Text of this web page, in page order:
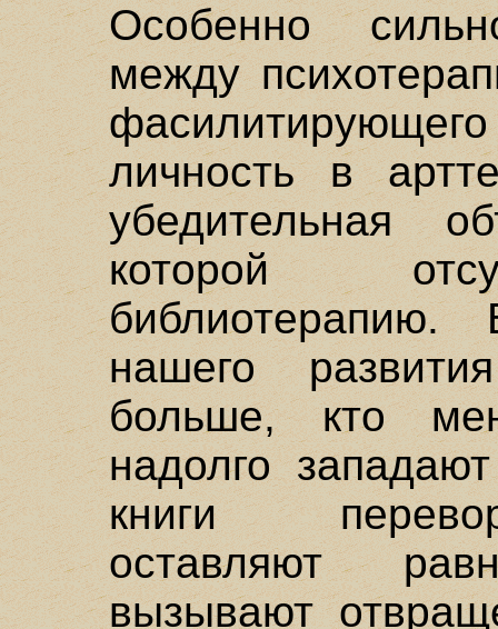
Особенно
между
личность в
убедительная
которой
нашего
больше, кто
надолго
книги
оставляют
вызывают